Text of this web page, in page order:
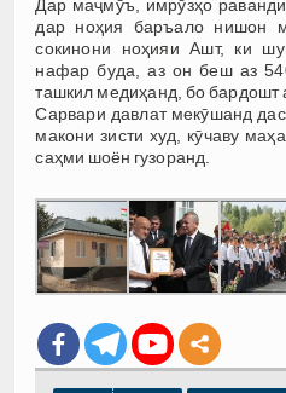
Дар маҷмӯъ, имрӯзҳо
дар ноҳия баръало нишон
сокинони ноҳияи Ашт, ки
нафар буда, аз он беш аз
ташкил медиҳанд, бо бардошт
Сарвари давлат мекӯшанд
макони зисти худ, кӯчаву
саҳми шоён гузоранд.